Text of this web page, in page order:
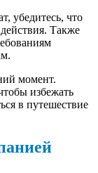
убедитесь, что
Также
момент.
избежать
в путешествие